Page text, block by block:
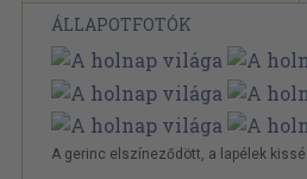
ÁLLAPOTFOTÓK
A gerinc elszíneződött, a lapélek